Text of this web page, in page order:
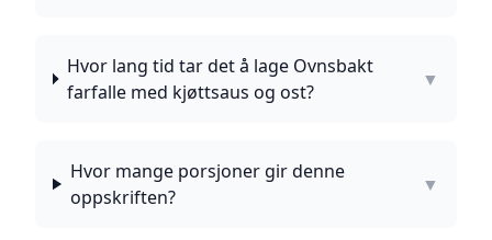
Hvor lang tid tar det å lage Ovnsbakt
farfalle med kjøttsaus og ost?
▼
Hvor mange porsjoner gir denne
oppskriften?
▼